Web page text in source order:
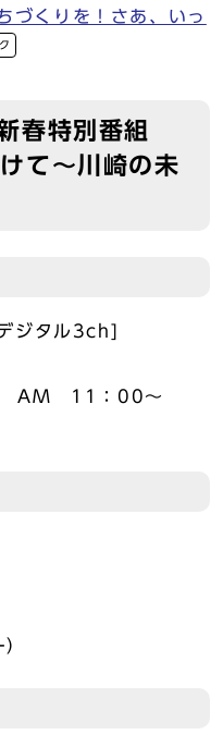
づくりを！さあ、いっ
春特別番組
て～川崎の未
ジタル3ch]
AM 11：00～
）